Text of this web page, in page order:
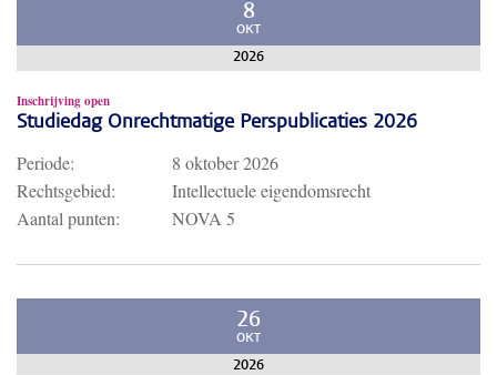
8
OKT
2026
Inschrijving open
Studiedag Onrechtmatige Perspublicaties 2026
Periode:
8 oktober 2026
Rechtsgebied:
Intellectuele eigendomsrecht
Aantal punten:
NOVA 5
26
OKT
2026